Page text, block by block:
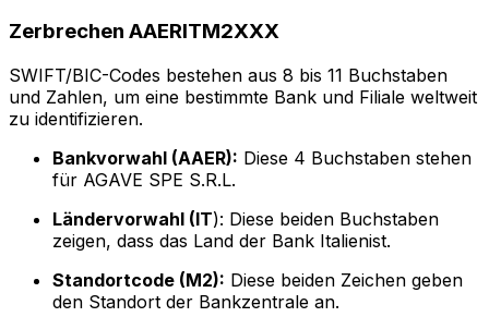
Zerbrechen AAERITM2XXX
SWIFT/BIC-Codes bestehen aus 8 bis 11 Buchstaben
und Zahlen, um eine bestimmte Bank und Filiale weltweit
zu identifizieren.
Bankvorwahl (AAER): Diese 4 Buchstaben stehen
für AGAVE SPE S.R.L.
Ländervorwahl (IT): Diese beiden Buchstaben
zeigen, dass das Land der Bank Italienist.
Standortcode (M2): Diese beiden Zeichen geben
den Standort der Bankzentrale an.